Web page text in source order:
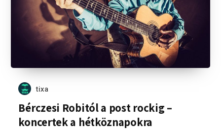
tixa
Bérczesi Robitól a post rockig –
koncertek a hétköznapokra